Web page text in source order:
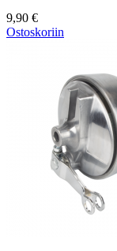
9,90 €
Ostoskoriin